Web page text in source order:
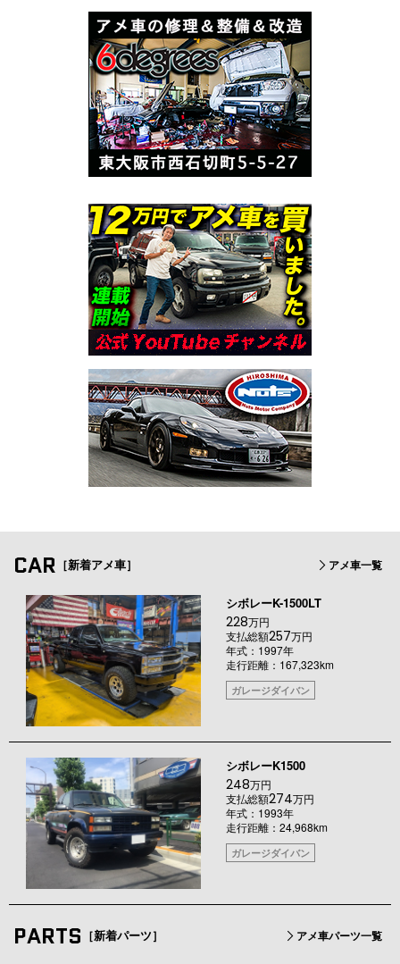
CAR ［新着アメ車］ アメ車一覧
シボレーK-1500LT
228万円
支払総額257万円
年式：1997年
走行距離：167,323km
ガレージダイバン
シボレーK1500
248万円
支払総額274万円
年式：1993年
走行距離：24,968km
ガレージダイバン
PARTS ［新着パーツ］ アメ車パーツ一覧